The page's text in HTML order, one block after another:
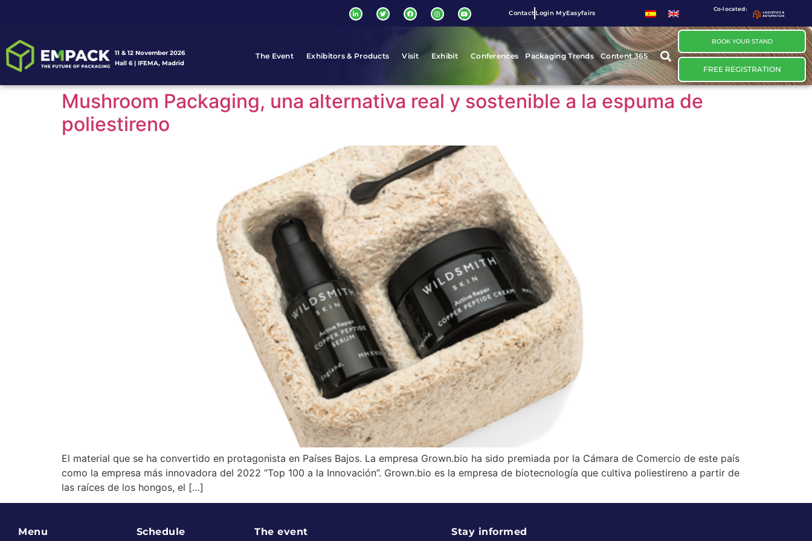
Contact Login MyEasyfairs
Co-located:
11 & 12 November 2026
Hall 6 | IFEMA, Madrid
The Event Exhibitors & Products Visit Exhibit Conferences Packaging Trends Content 365
BOOK YOUR STAND
FREE REGISTRATION
Mushroom Packaging, una alternativa real y sostenible a la espuma de
poliestireno
El material que se ha convertido en protagonista en Países Bajos. La empresa Grown.bio ha sido premiada por la Cámara de Comercio de este país
como la empresa más innovadora del 2022 “Top 100 a la Innovación”. Grown.bio es la empresa de biotecnología que cultiva poliestireno a partir de
las raíces de los hongos, el […]
Menu Schedule The event Stay informed